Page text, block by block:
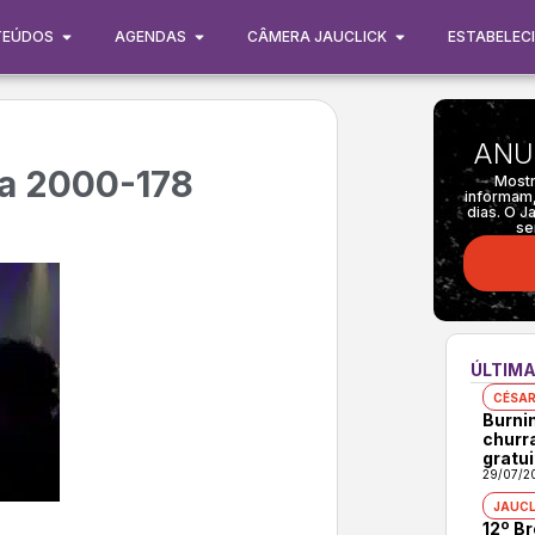
AGENDAS CÂMERA JAUCLICK
2000-178
dias. O
29/07/
12º